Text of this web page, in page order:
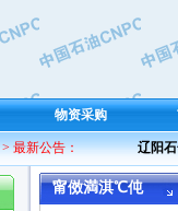
物资采购
> 最新公告： 辽阳石化
甯傚満淇℃伅